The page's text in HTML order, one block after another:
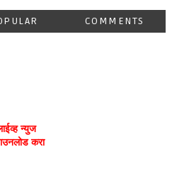
COMMENTS
न्युज
करा